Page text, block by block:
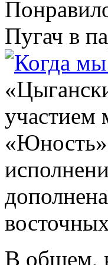
Пугач в
участием
«Юность»
В общем,